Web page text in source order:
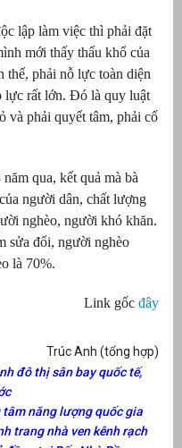
lập làm việc thì phải đặt
mới thấy thấu khổ của
phải nỗ lực toàn diện
lực rất lớn. Đó là quy luật
và phải quyết tâm, phải cố
qua, kết quả mà bà
người dân, chất lượng
nghèo, người khó khăn.
sửa đổi, người nghèo
là 70%.
Link gốc đây
Trúc Anh (tổng hợp)
đô thị sân bay quốc tế,
tâm năng lượng quốc gia
trang nhà ven kênh rạch